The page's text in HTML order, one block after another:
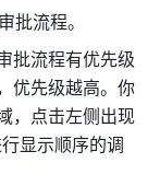
批流程。
批流程有优先级
优先级越高。你
，点击左侧出现
显示顺序的调